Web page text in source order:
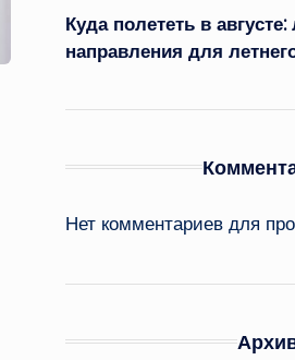
Куда полететь в
направления для
Нет комментариев для